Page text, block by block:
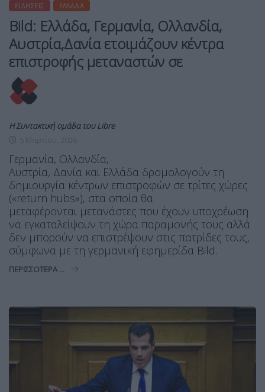
ΕΙΔΉΣΕΙΣ ΕΛΛΆΔΑ
Bild: Ελλάδα, Γερμανία, Ολλανδία,
Αυστρία,Δανία ετοιμάζουν κέντρα
επιστροφής μεταναστών σε
Η Συντακτική ομάδα του Libre
Γερμανία, Ολλανδία,
Αυστρία, Δανία και Ελλάδα δρομολογούν τη
δημιουργία κέντρων επιστροφών σε τρίτες χώρες
(«return hubs»), στα οποία θα
μεταφέρονται μετανάστες που έχουν υποχρέωση
να εγκαταλείψουν τη χώρα παραμονής τους αλλά
δεν μπορούν να επιστρέψουν στις πατρίδες τους,
σύμφωνα με τη γερμανική εφημερίδα Bild.
ΠΕΡΙΣΣΌΤΕΡΑ ...